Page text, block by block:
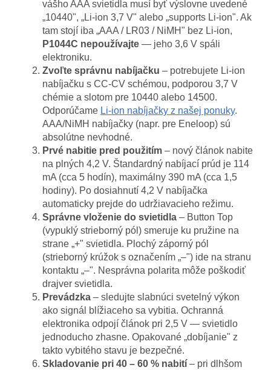
vášho AAA svietidla musí byť výslovne uvedené
„10440", „Li-ion 3,7 V" alebo „supports Li-ion". Ak
tam stojí iba „AAA / LR03 / NiMH" bez Li-ion,
P1044C nepoužívajte — jeho 3,6 V spáli
elektroniku.
Zvoľte správnu nabíjačku – potrebujete Li-ion
nabíjačku s CC-CV schémou, podporou 3,7 V
chémie a slotom pre 10440 alebo 14500.
Odporúčame Li-ion nabíjačky z našej ponuky.
AAA/NiMH nabíjačky (napr. pre Eneloop) sú
absolútne nevhodné.
Prvé nabitie pred použitím – nový článok nabite
na plných 4,2 V. Štandardný nabíjací prúd je 114
mA (cca 5 hodín), maximálny 390 mA (cca 1,5
hodiny). Po dosiahnutí 4,2 V nabíjačka
automaticky prejde do udržiavacieho režimu.
Správne vloženie do svietidla – Button Top
(vypuklý strieborný pól) smeruje ku pružine na
strane „+" svietidla. Plochý záporný pól
(strieborný krúžok s označením „–") ide na stranu
kontaktu „–". Nesprávna polarita môže poškodiť
drajver svietidla.
Prevádzka – sledujte slabnúci svetelný výkon
ako signál blížiaceho sa vybitia. Ochranná
elektronika odpojí článok pri 2,5 V — svietidlo
jednoducho zhasne. Opakované „dobíjanie" z
takto vybitého stavu je bezpečné.
Skladovanie pri 40 – 60 % nabití – pri dlhšom